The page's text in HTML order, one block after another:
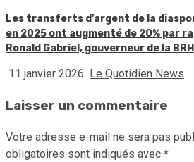
Les transferts d’argent de la
en 2025 ont augmenté de 20% par
Ronald Gabriel, gouverneur de la BRH
11 janvier 2026 Le Quotidien News
Laisser un commentaire
Votre adresse e-mail ne sera pas
obligatoires sont indiqués avec *